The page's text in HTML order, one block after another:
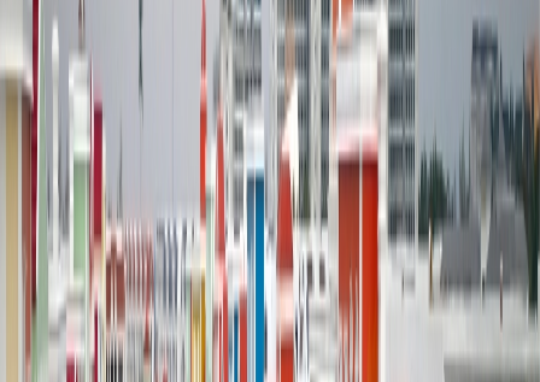
La Ciudad de Nueva York es el fondo de muchas películas y series,
pero uno de los más icónicos es F.R.I.E.N.D.S que narra la vida
cotidiana de seis amigos que viven en la ciudad de Nueva York, los
apartamentos, el café, las calles y más ofrecen una sensación
nostalgia a todos los viajeros, especialmente al ver el edificio de los
apartamentos de Rachel, Monica, Joe y Chandler.
Los lugares de set-jetting:
la calle 90 Bedford, brownstone
en la calle 66 Perry, el Café Central Perk, el hotel Plaza,
el Empire Building y más
Las películas o series:F.R.I.E.N.D.S, Sexo en la ciudad,
Enchanted, Serendipity, Home Alone 2, Breakfast at Tiffany’s
y más
San Francisco